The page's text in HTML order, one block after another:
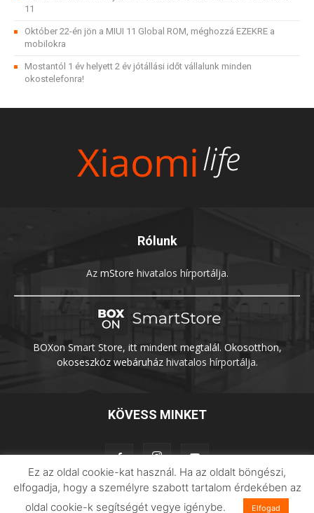
11
Október 22-én jön a MIUI 11 Global ROM, méghozzá EZEKRE a
mobilokra
Mostantól 1 év helyett 2 év jótállási időt vállalunk minden
okostelefonra!
Rólunk
Az mStore hivatalos hírportálja.
BOXon Smart Store, itt mindent megtalál. Okosotthon,
okoseszköz webáruházhivatalos hírportálja.
KÖVESS MINKET
Adatvédelem Impresszum Imilab
Ez az oldal cookie-kat használ. Ha az oldalt böngészi,
elfogadja, hogy a személyre szabott tartalom érdekében az
oldal cookie-k segítségét vegye igénybe.
Elfogad